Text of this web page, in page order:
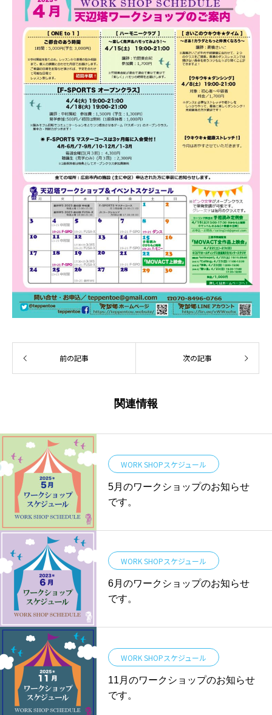
前の記事 次の記事
関連情報
WORK SHOPスケジュール
5月のワークショップのお知らせ
です。
WORK SHOPスケジュール
6月のワークショップのお知らせ
です。
WORK SHOPスケジュール
11月のワークショップのお知らせ
です。